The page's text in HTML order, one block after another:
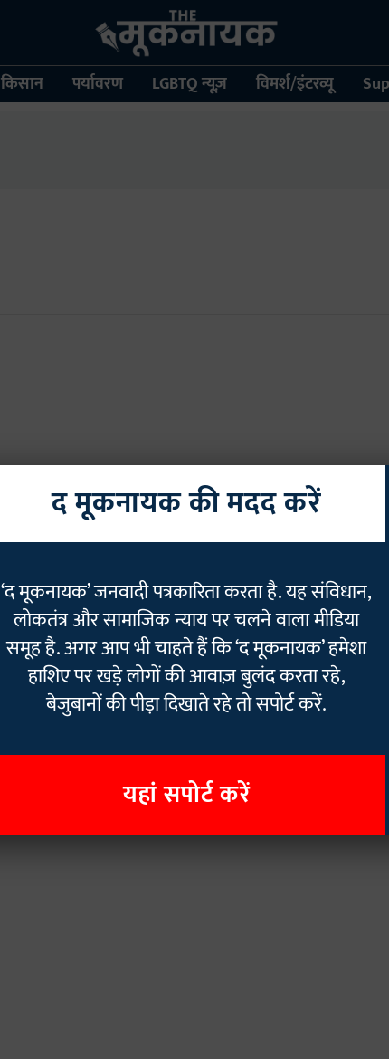
किसान पर्यावरण LGBTQ न्यूज़ विमर्श/इंटरव्यू
द मूकनायक की मदद करें
‘द मूकनायक’ जनवादी पत्रकारिता करता है. यह संविधान,
लोकतंत्र और सामाजिक न्याय पर चलने वाला मीडिया
समूह है. अगर आप भी चाहते हैं कि ‘द मूकनायक’ हमेशा
हाशिए पर खड़े लोगों की आवाज़ बुलंद करता रहे,
बेजुबानों की पीड़ा दिखाते रहे तो सपोर्ट करें.
यहां सपोर्ट करें